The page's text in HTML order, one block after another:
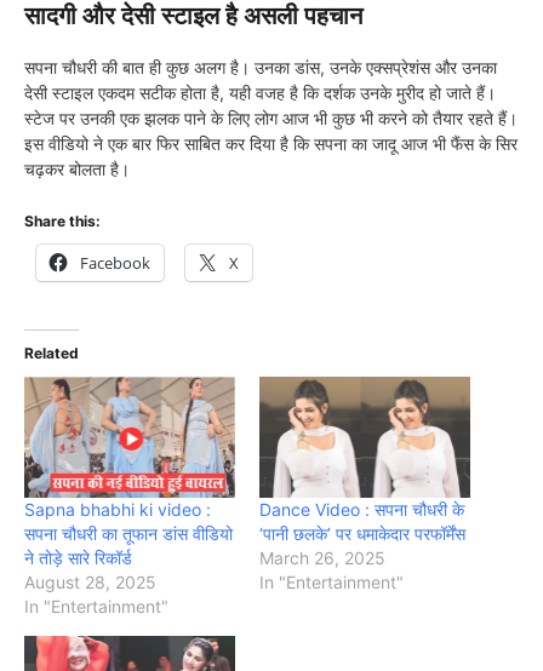
सादगी और देसी स्टाइल है असली पहचान
सपना चौधरी की बात ही कुछ अलग है। उनका डांस, उनके एक्सप्रेशंस और उनका
देसी स्टाइल एकदम सटीक होता है, यही वजह है कि दर्शक उनके मुरीद हो जाते हैं।
स्टेज पर उनकी एक झलक पाने के लिए लोग आज भी कुछ भी करने को तैयार रहते हैं।
इस वीडियो ने एक बार फिर साबित कर दिया है कि सपना का जादू आज भी फैंस के सिर
चढ़कर बोलता है।
Share this:
Facebook X
Related
Sapna bhabhi ki video :
सपना चौधरी का तूफान डांस वीडियो
ने तोड़े सारे रिकॉर्ड
August 28, 2025
In "Entertainment"
Dance Video : सपना चौधरी के
‘पानी छलके’ पर धमाकेदार परफॉर्मेंस
March 26, 2025
In "Entertainment"